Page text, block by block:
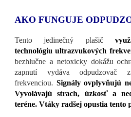
AKO FUNGUJE
Tento jedinečný plašič
technológiu ultrazvukových
bezhlučne a netoxicky dokážu
zapnutí vydáva odpudzovač
frekvenciou. Signály ovplyvňujú
Vyvolávajú strach, úzkosť a
teréne. Vtáky radšej opustia tento